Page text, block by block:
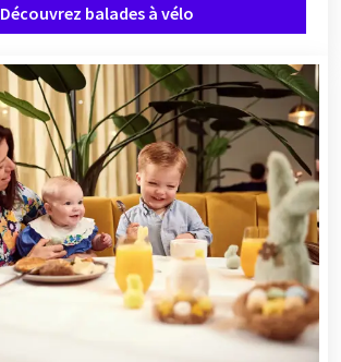
Découvrez balades à vélo